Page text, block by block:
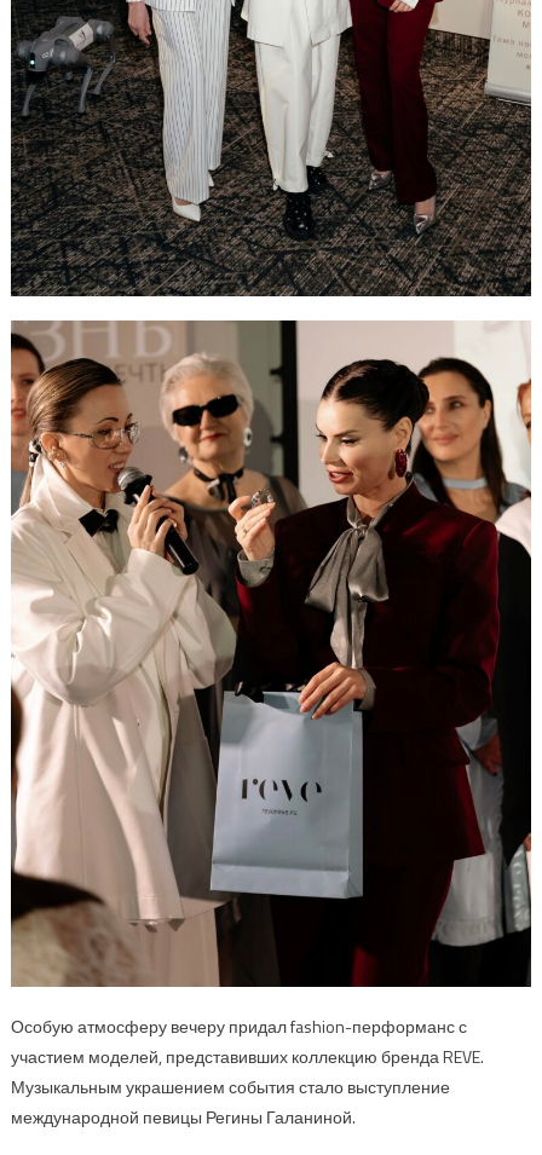
Особую атмосферу вечеру придал fashion-перформанс с
участием моделей, представивших коллекцию бренда REVE.
Музыкальным украшением события стало выступление
международной певицы Регины Галаниной.